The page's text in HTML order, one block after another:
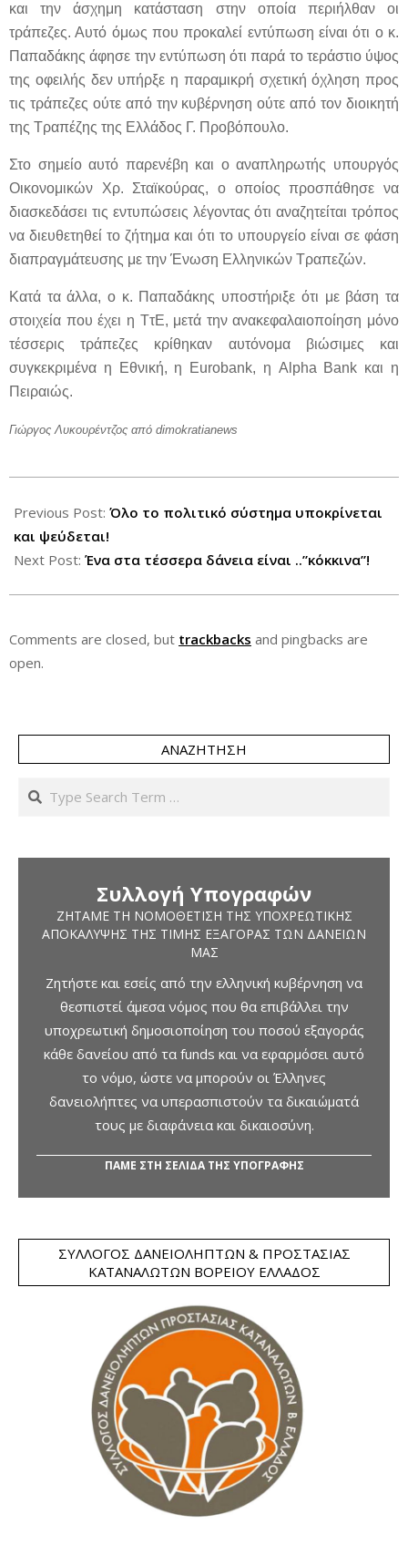
και την άσχημη κατάσταση στην οποία περιήλθαν οι
τράπεζες. Αυτό όμως που προκαλεί εντύπωση είναι ότι ο κ.
Παπαδάκης άφησε την εντύπωση ότι παρά το τεράστιο ύψος
της οφειλής δεν υπήρξε η παραμικρή σχετική όχληση προς
τις τράπεζες ούτε από την κυβέρνηση ούτε από τον διοικητή
της Τραπέζης της Ελλάδος Γ. Προβόπουλο.
Στο σημείο αυτό παρενέβη και ο αναπληρωτής υπουργός
Οικονομικών Χρ. Σταϊκούρας, ο οποίος προσπάθησε να
διασκεδάσει τις εντυπώσεις λέγοντας ότι αναζητείται τρόπος
να διευθετηθεί το ζήτημα και ότι το υπουργείο είναι σε φάση
διαπραγμάτευσης με την Ένωση Ελληνικών Τραπεζών.
Κατά τα άλλα, ο κ. Παπαδάκης υποστήριξε ότι με βάση τα
στοιχεία που έχει η ΤτΕ, μετά την ανακεφαλαιοποίηση μόνο
τέσσερις τράπεζες κρίθηκαν αυτόνομα βιώσιμες και
συγκεκριμένα η Εθνική, η Eurobank, η Alpha Bank και η
Πειραιώς.
Γιώργος Λυκουρέντζος από dimokratianews
09-
30
Previous Post: Όλο το πολιτικό σύστημα υποκρίνεται
και ψεύδεται!
Next Post: Ένα στα τέσσερα δάνεια είναι ..”κόκκινα”!
Comments are closed, but trackbacks and pingbacks are
open.
ΑΝΑΖΉΤΗΣΗ
Search
Συλλογή Υπογραφών
ΖΗΤΆΜΕ ΤΗ ΝΟΜΟΘΈΤΙΣΗ ΤΗΣ ΥΠΟΧΡΕΩΤΙΚΉΣ
ΑΠΟΚΆΛΥΨΗΣ ΤΗΣ ΤΙΜΉΣ ΕΞΑΓΟΡΆΣ ΤΩΝ ΔΑΝΕΊΩΝ
ΜΑΣ
Ζητήστε και εσείς από την ελληνική κυβέρνηση να
θεσπιστεί άμεσα νόμος που θα επιβάλλει την
υποχρεωτική δημοσιοποίηση του ποσού εξαγοράς
κάθε δανείου από τα funds και να εφαρμόσει αυτό
το νόμο, ώστε να μπορούν οι Έλληνες
δανειολήπτες να υπερασπιστούν τα δικαιώματά
τους με διαφάνεια και δικαιοσύνη.
ΠΑΜΕ ΣΤΗ ΣΕΛΙΔΑ ΤΗΣ ΥΠΟΓΡΑΦΗΣ
ΣΎΛΛΟΓΟΣ ΔΑΝΕΙΟΛΗΠΤΏΝ & ΠΡΟΣΤΑΣΊΑΣ
ΚΑΤΑΝΑΛΩΤΏΝ ΒΟΡΕΊΟΥ ΕΛΛΆΔΟΣ